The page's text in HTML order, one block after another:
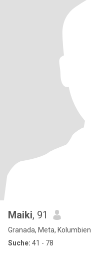
Maiki, 91
Granada, Meta, Kolumbien
Suche: 41 - 78